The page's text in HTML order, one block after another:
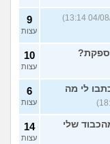
9
עצות
10
עצות
לי מה
6
עצות
שלי 14
עצות